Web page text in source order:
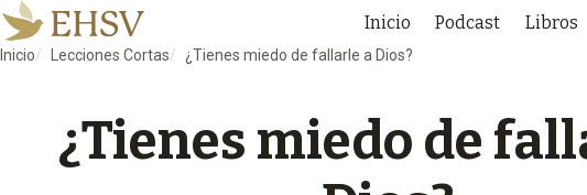
Inicio Podcast Libros
Inicio Lecciones Cortas ¿Tienes miedo de fallarle a Dios?
¿Tienes miedo de